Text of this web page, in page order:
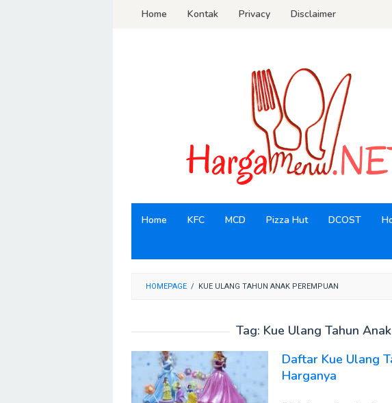
LoncatHome Kontak Privacy Disclaimer
Home KFC MCD Pizza Hut DCOST
HOMEPAGE / KUE ULANG TAHUN ANAK PEREMPUAN
Tag: Kue Ulang Tahun
Daftar Kue Ulang
Harganya